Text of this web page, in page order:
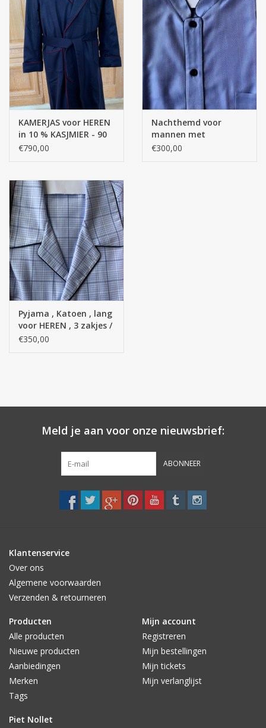
KAMERJAS voor HEREN
in 10 % KASJMIER - 90
% WOL en- binnenkant
€790,00
Nachthemd voor
mannen met
slaapmuts
€300,00
Pyjama , Katoen , lang
voor HEREN , 3 zakjes /
Egyptische katoen (
€350,00
Meld je aan voor onze nieuwsbrief:
ABONNEER
Klantenservice
Over ons
Algemene voorwaarden
Verzenden & retourneren
Producten
Alle producten
Nieuwe producten
Aanbiedingen
Merken
Tags
Mijn account
Registreren
Mijn bestellingen
Mijn tickets
Mijn verlanglijst
Piet Nollet